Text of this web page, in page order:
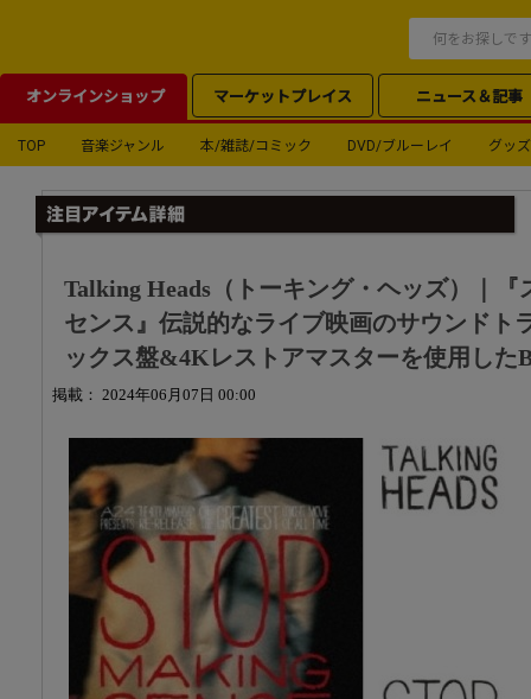
オンラインショップ マーケットプレイス ニュース＆記事
TOP 音楽ジャンル 本/雑誌/コミック DVD/ブルーレイ グッズ
Talking Heads（トーキング・ヘッズ）｜
センス』伝説的なライブ映画のサウンドト
ックス盤&4Kレストアマスターを使用し
掲載： 2024年06月07日 00:00